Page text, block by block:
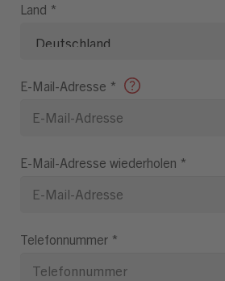
Land *
E-Mail-Adresse *
E-Mail-Adresse wiederholen *
Telefonnummer *